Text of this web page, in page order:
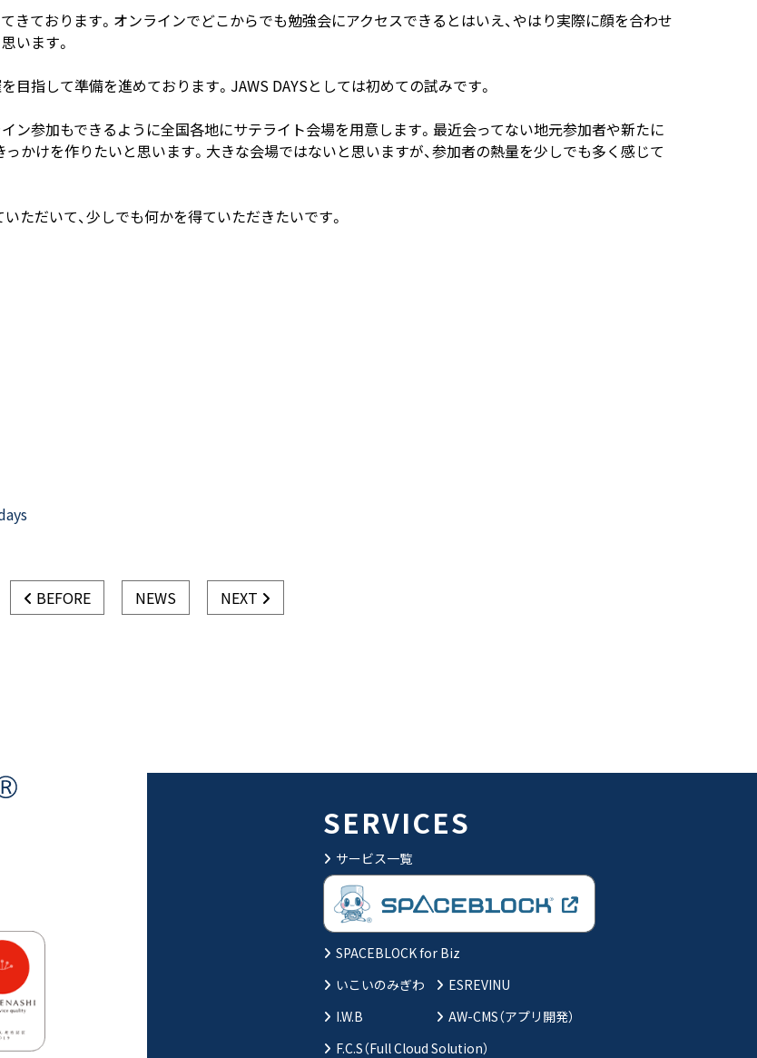
きております。オンラインでどこからでも勉強会にアクセスできるとはいえ、やはり実際に顔を合わせ
います。
指して準備を進めております。JAWS DAYSとしては初めての試みです。
ン参加もできるように全国各地にサテライト会場を用意します。最近会ってない地元参加者や新たに
かけを作りたいと思います。大きな会場ではないと思いますが、参加者の熱量を少しでも多く感じて
ただいて、少しでも何かを得ていただきたいです。
BEFORE NEWS NEXT
SERVICES
サービス一覧
SPACEBLOCK for Biz
いこいのみぎわ
ESREVINU
I.W.B
AW-CMS（アプリ開発）
F.C.S（Full Cloud Solution）